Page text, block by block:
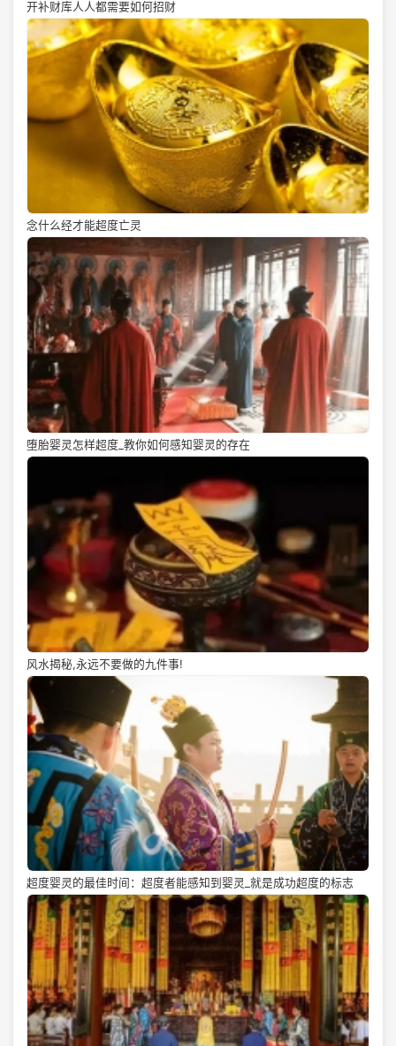
开补财库人人都需要如何招财
念什么经才能超度亡灵
堕胎婴灵怎样超度_教你如何感知婴灵的存在
风水揭秘,永远不要做的九件事!
超度婴灵的最佳时间：超度者能感知到婴灵_就是成功超度的标志